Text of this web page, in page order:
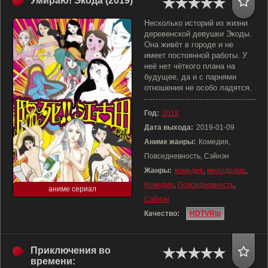
аниме сериал
Несколько историй из жизни
деревенской девушки Экоды.
Она живёт в городе и не
имеет постоянной работы. У
неё нет чёткого плана на
будущее, да и с парнями
отношения не особо ладятся.
Год: 2019
Дата выхода: 2019-01-09
Аниме жанры: Комедия,
Повседневность, Сэйнэн
Жанры: комедия, мелодрама,
Комедия, Повседневность,
Сэйнэн
Качество:
HDTVRip
Приключения во
времени: